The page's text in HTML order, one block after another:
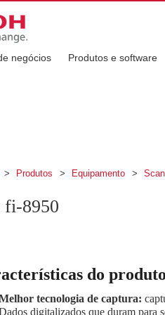
negócios Produtos e software
> Produtos > Equipamento >
do produto
tecnologia de captura:
digitalizados que duram para